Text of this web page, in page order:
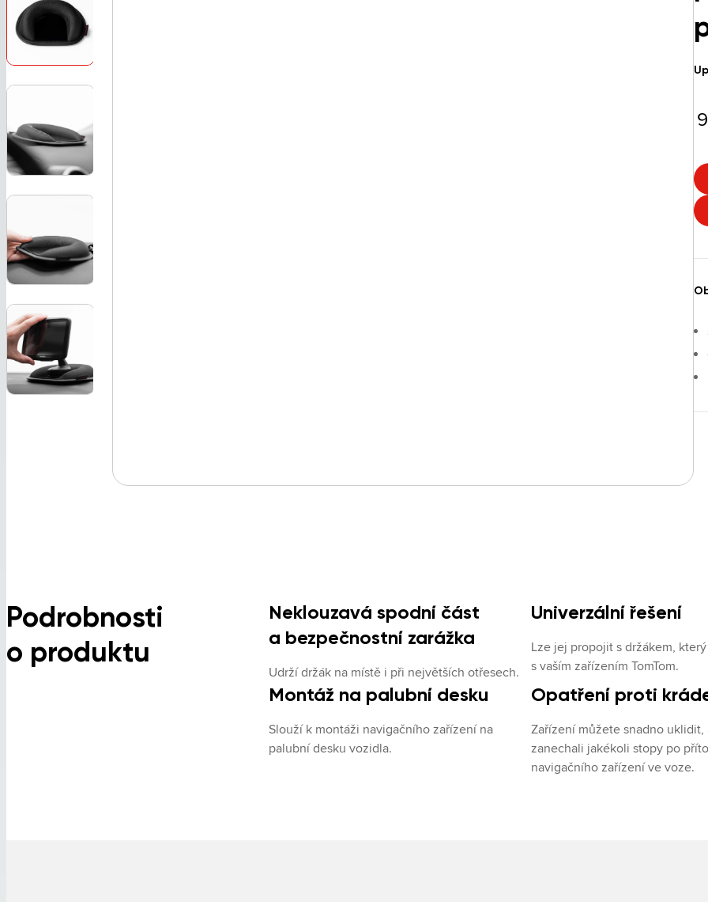
Podrobnosti
o produktu
Neklouzavá spodní část
a bezpečnostní zarážka
Udrží držák na místě i při největších otřesech.
Univerzální řešení
Lze jej propojit s držákem,
s vaším zařízením TomTom.
Montáž na palubní desku
Slouží k montáži navigačního zařízení na
palubní desku vozidla.
Opatření proti
Zařízení můžete snadno uklidit,
zanechali jakékoli stopy po
navigačního zařízení ve voze.